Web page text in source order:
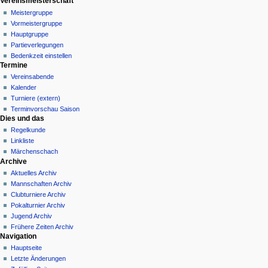
g
s
u
n
g
s
u
n
g
Meistergruppe
Vormeistergruppe
Hauptgruppe
Partieverlegungen
Bedenkzeit einstellen
Termine
Vereinsabende
Kalender
Turniere (extern)
Terminvorschau Saison
Dies und das
Regelkunde
Linkliste
Märchenschach
Archive
Aktuelles Archiv
Mannschaften Archiv
Clubturniere Archiv
Pokalturnier Archiv
Jugend Archiv
Frühere Zeiten Archiv
Navigation
Hauptseite
Letzte Änderungen